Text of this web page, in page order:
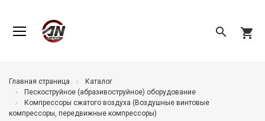
search shopping_cart
Главная страница
Каталог
Пескоструйное (абразивоструйное) оборудование
Компрессоры сжатого воздуха (Воздушные винтовые
компрессоры, передвижные компрессоры)